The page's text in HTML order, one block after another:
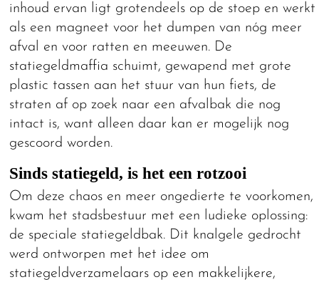
inhoud ervan ligt grotendeels op de stoep en werkt
als een magneet voor het dumpen van nóg meer
afval en voor ratten en meeuwen. De
statiegeldmaffia schuimt, gewapend met grote
plastic tassen aan het stuur van hun fiets, de
straten af op zoek naar een afvalbak die nog
intact is, want alleen daar kan er mogelijk nog
gescoord worden.
Sinds statiegeld, is het een rotzooi
Om deze chaos en meer ongedierte te voorkomen,
kwam het stadsbestuur met een ludieke oplossing:
de speciale statiegeldbak. Dit knalgele gedrocht
werd ontworpen met het idee om
statiegeldverzamelaars op een makkelijkere,